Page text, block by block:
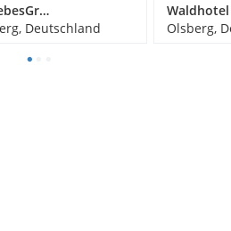
Bergdorf LiebesGrün
Deutschland
Olsberg,